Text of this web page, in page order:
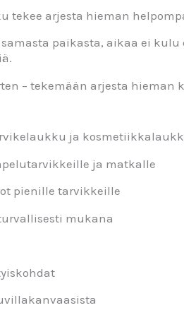
tekee arjesta hieman
paikasta, aikaa ei
– tekemään arjesta hieman
ja
ja matkalle
pienille tarvikkeille
mukana